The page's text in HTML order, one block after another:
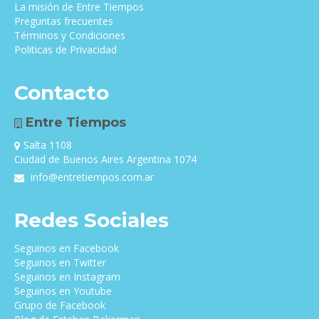
La misión de Entre Tiempos
Preguntas frecuentes
Términos y Condiciones
Politicas de Privacidad
Contacto
Entre Tiempos
Salta 1108
Ciudad de Buenos Aires Argentina 1074
info@entretiempos.com.ar
Redes Sociales
Seguinos en Facebook
Seguinos en Twitter
Seguinos en Instagram
Seguinos en Youtube
Grupo de Facebook